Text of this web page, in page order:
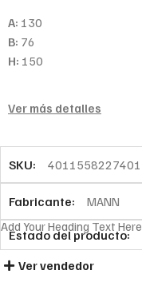
A: 130
B: 76
H: 150
Ver más detalles
SKU: 4011558227401
Fabricante: MANN
Estado del producto:
Add Your Heading Text Here
Ver vendedor